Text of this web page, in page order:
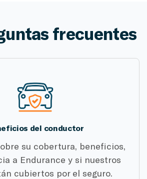
frecuentes
del conductor
su cobertura, beneficios,
a Endurance y si nuestros
cubiertos por el seguro.